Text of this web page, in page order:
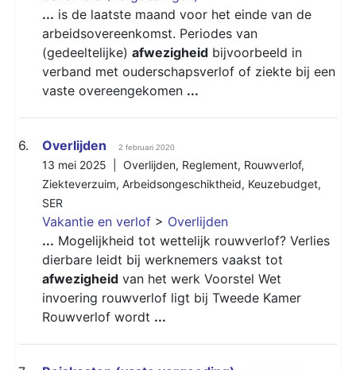
... is de laatste maand voor het einde van de
arbeidsovereenkomst. Periodes van
(gedeeltelijke) afwezigheid bijvoorbeeld in
verband met ouderschapsverlof of ziekte bij een
vaste overeengekomen ...
6. Overlijden 2 februari 2020
13 mei 2025 | Overlijden, Reglement, Rouwverlof,
Ziekteverzuim, Arbeidsongeschiktheid, Keuzebudget,
SER
Vakantie en verlof > Overlijden
... Mogelijkheid tot wettelijk rouwverlof? Verlies
dierbare leidt bij werknemers vaakst tot
afwezigheid van het werk Voorstel Wet
invoering rouwverlof ligt bij Tweede Kamer
Rouwverlof wordt ...